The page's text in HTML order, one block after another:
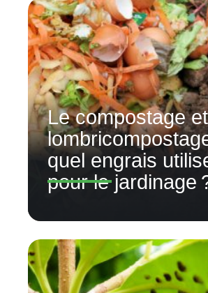
Le compostage
quel engrais
pour le jardinage